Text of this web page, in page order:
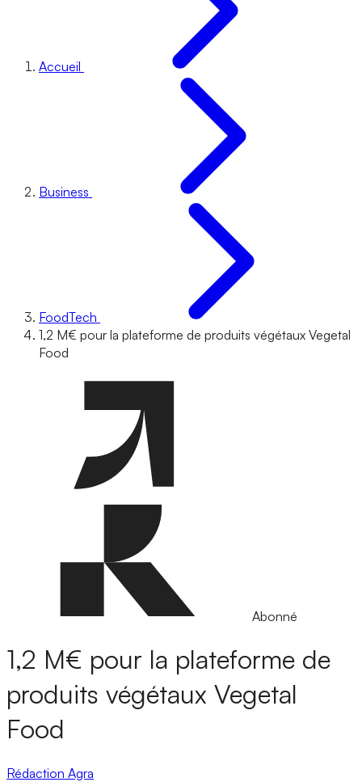
Accueil
Business
FoodTech
1,2 M€ pour la plateforme de produits végétaux Vegetal
Food
Abonné
1,2 M€ pour la plateforme de
produits végétaux Vegetal
Food
Rédaction Agra